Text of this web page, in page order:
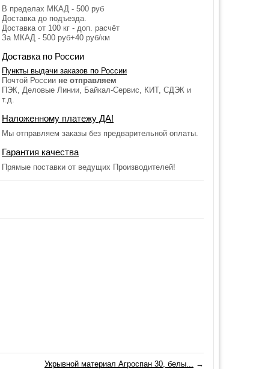
В пределах МКАД - 500 руб
Доставка до подъезда.
Доставка от 100 кг - доп. расчёт
За МКАД - 500 руб+40 руб/км
Доставка по России
Пункты выдачи заказов по России
Почтой России не отправляем
ПЭК, Деловые Линии, Байкал-Сервис, КИТ, СДЭК и
т.д.
Наложенному платежу ДА!
Мы отправляем заказы без предварительной оплаты.
Гарантия качества
Прямые поставки от ведущих Производителей!
Укрывной материал Агроспан 30, белы... →